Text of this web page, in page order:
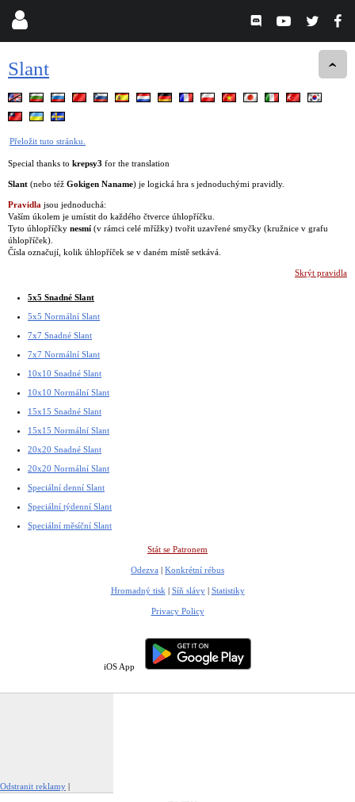
Slant
Přeložit tuto stránku.
Special thanks to krepsy3 for the translation
Slant (nebo též Gokigen Naname) je logická hra s jednoduchými pravidly.
Pravidla jsou jednoduchá:
Vaším úkolem je umístit do každého čtverce úhlopříčku.
Tyto úhlopříčky nesmí (v rámci celé mřížky) tvořit uzavřené smyčky (kružnice v grafu
úhlopříček).
Čísla označují, kolik úhlopříček se v daném místě setkává.
Skrýt pravidla
5x5 Snadné Slant
5x5 Normální Slant
7x7 Snadné Slant
7x7 Normální Slant
10x10 Snadné Slant
10x10 Normální Slant
15x15 Snadné Slant
15x15 Normální Slant
20x20 Snadné Slant
20x20 Normální Slant
Speciální denní Slant
Speciální týdenní Slant
Speciální měsíční Slant
Stát se Patronem
Odezva | Konkrétní rébus
Hromadný tisk | Síň slávy| Statistiky
Privacy Policy
iOS App
Odstranit reklamy |